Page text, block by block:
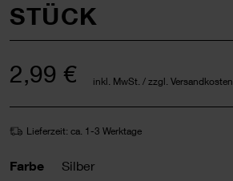
STÜCK
2,99 € inkl. MwSt. / zzgl. Versandkosten
Lieferzeit: ca. 1-3 Werktage
Farbe Silber